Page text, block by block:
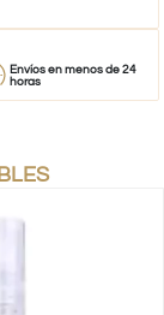
en menos de 24